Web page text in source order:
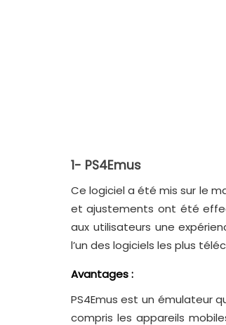
1- PS4Emus
Ce logiciel a été mis sur le
et ajustements ont été
aux utilisateurs une
l’un des logiciels les plus
Avantages :
PS4Emus est un émulateur
compris les appareils